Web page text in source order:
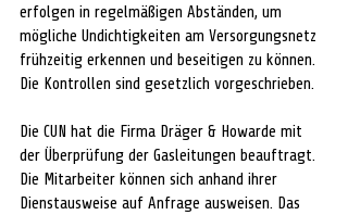
erfolgen in regelmäßigen Abständen, um
mögliche Undichtigkeiten am Versorgungsnetz
frühzeitig erkennen und beseitigen zu können.
Die Kontrollen sind gesetzlich vorgeschrieben.
Die CUN hat die Firma Dräger & Howarde mit
der Überprüfung der Gasleitungen beauftragt.
Die Mitarbeiter können sich anhand ihrer
Dienstausweise auf Anfrage ausweisen. Das